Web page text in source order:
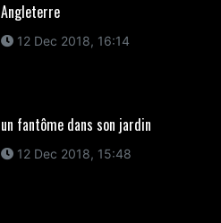
Angleterre
12 Dec 2018, 16:14
un fantôme dans son jardin
12 Dec 2018, 15:48